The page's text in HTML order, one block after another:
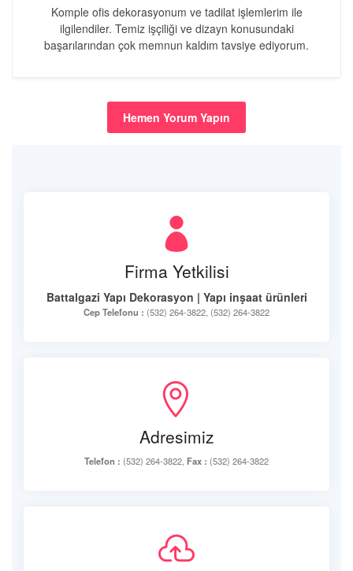
Komple ofis dekorasyonum ve tadilat işlemlerim ile
ilgilendiler. Temiz işçiliği ve dizayn konusundaki
başarılarından çok memnun kaldım tavsiye ediyorum.
Hemen Yorum Yapın
Firma Yetkilisi
Battalgazi Yapı Dekorasyon | Yapı inşaat ürünleri
Cep Telefonu : (532) 264-3822, (532) 264-3822
Adresimiz
Telefon : (532) 264-3822, Fax : (532) 264-3822